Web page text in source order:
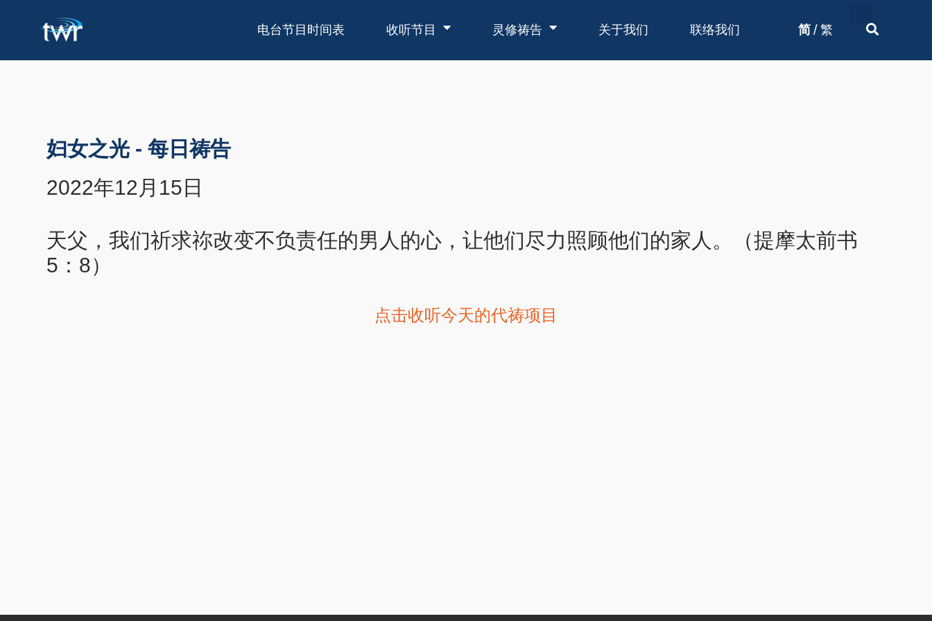
电台节目时间表 收听节目 灵修祷告 关于我们 联络我们 简 / 繁
妇女之光 - 每日祷告
2022年12月15日
天父，我们祈求祢改变不负责任的男人的心，让他们尽力照顾他们的家人。（提摩太前书
5：8）
点击收听今天的代祷项目